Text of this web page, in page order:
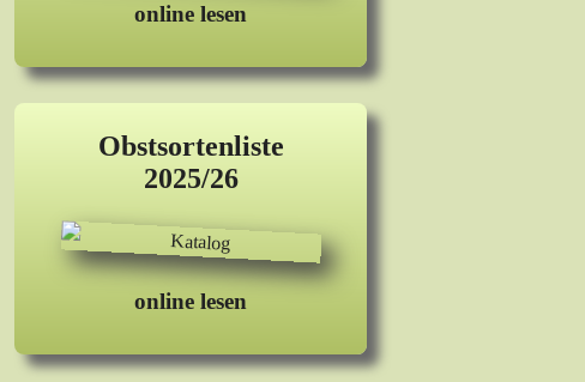
online lesen
Obstsortenliste
2025/26
online lesen